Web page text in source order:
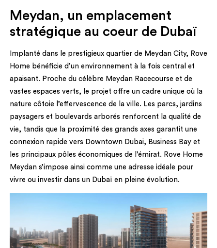
Meydan, un emplacement
stratégique au coeur de Dubaï
Implanté dans le prestigieux quartier de Meydan City, Rove
Home bénéficie d’un environnement à la fois central et
apaisant. Proche du célèbre Meydan Racecourse et de
vastes espaces verts, le projet offre un cadre unique où la
nature côtoie l’effervescence de la ville. Les parcs, jardins
paysagers et boulevards arborés renforcent la qualité de
vie, tandis que la proximité des grands axes garantit une
connexion rapide vers Downtown Dubai, Business Bay et
les principaux pôles économiques de l’émirat. Rove Home
Meydan s’impose ainsi comme une adresse idéale pour
vivre ou investir dans un Dubaï en pleine évolution.